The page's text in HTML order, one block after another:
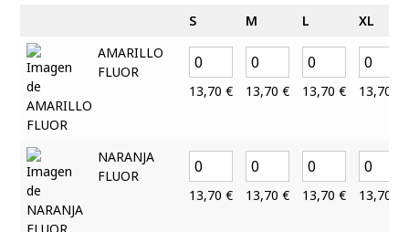
S M L
XL
AMARILLO
FLUOR
13,70 € 13,70 € 13,70 € 13,70
NARANJA
FLUOR
13,70 € 13,70 € 13,70 € 13,70